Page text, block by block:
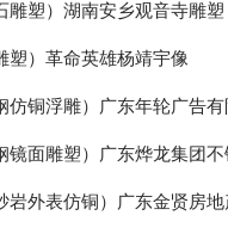
雕塑）湖南安乡观音寺雕塑
塑）革命英雄杨靖宇像
仿铜浮雕）广东年轮广告有
镜面雕塑）广东烨龙集团
岩外表仿铜）广东金贤房